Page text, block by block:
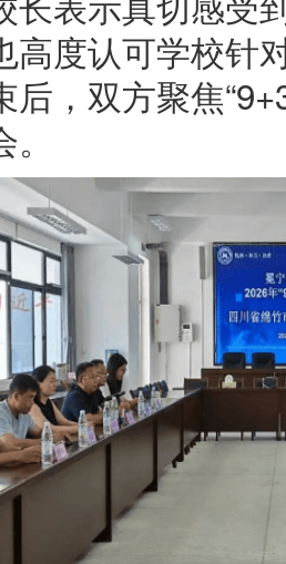
高度认可学校针
后，双方聚焦